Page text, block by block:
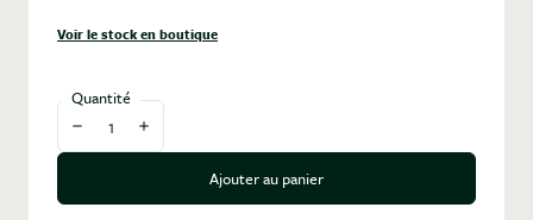
Voir le stock en boutique
Quantité
Diminuer la quantité
Augmenter la quantité
Ajouter au panier